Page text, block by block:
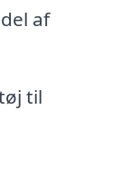
af
til